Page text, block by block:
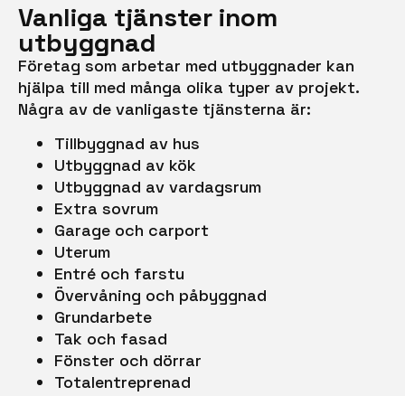
Vanliga tjänster inom
utbyggnad
Företag som arbetar med utbyggnader kan
hjälpa till med många olika typer av projekt.
Några av de vanligaste tjänsterna är:
Tillbyggnad av hus
Utbyggnad av kök
Utbyggnad av vardagsrum
Extra sovrum
Garage och carport
Uterum
Entré och farstu
Övervåning och påbyggnad
Grundarbete
Tak och fasad
Fönster och dörrar
Totalentreprenad